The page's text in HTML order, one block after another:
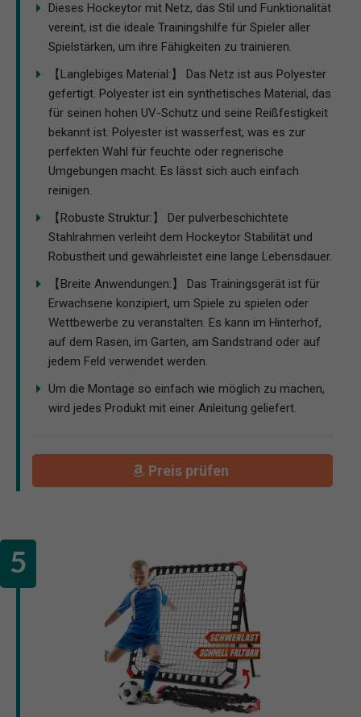
Dieses Hockeytor mit Netz, das Stil und Funktionalität
vereint, ist die ideale Trainingshilfe für Spieler aller
Spielstärken, um ihre Fähigkeiten zu trainieren.
【Langlebiges Material:】 Das Netz ist aus Polyester
gefertigt. Polyester ist ein synthetisches Material, das
für seinen hohen UV-Schutz und seine Reißfestigkeit
bekannt ist. Polyester ist wasserfest, was es zur
perfekten Wahl für feuchte oder regnerische
Umgebungen macht. Es lässt sich auch einfach
reinigen.
【Robuste Struktur:】 Der pulverbeschichtete
Stahlrahmen verleiht dem Hockeytor Stabilität und
Robustheit und gewährleistet eine lange Lebensdauer.
【Breite Anwendungen:】 Das Trainingsgerät ist für
Erwachsene konzipiert, um Spiele zu spielen oder
Wettbewerbe zu veranstalten. Es kann im Hinterhof,
auf dem Rasen, im Garten, am Sandstrand oder auf
jedem Feld verwendet werden.
Um die Montage so einfach wie möglich zu machen,
wird jedes Produkt mit einer Anleitung geliefert.
Preis prüfen